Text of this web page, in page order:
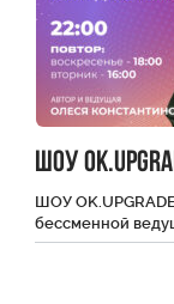
ШОУ
ШОУ
бессменной
Константиновой
соберет